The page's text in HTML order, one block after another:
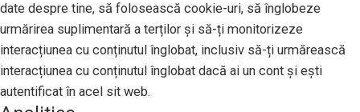
date despre tine, să folosească cookie-uri, să înglobeze
urmărirea suplimentară a terților și să-ți monitorizeze
interacțiunea cu conținutul înglobat, inclusiv să-ți urmărească
interacțiunea cu conținutul înglobat dacă ai un cont și ești
autentificat în acel sit web.